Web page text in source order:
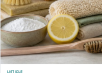
LISTICLE